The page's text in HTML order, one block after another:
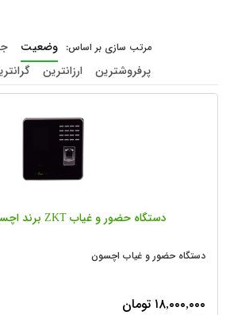
وضعیت
پرفروشترین
ارزانترین
دستگاه حضور و غیاب ZKT برند اچسون مدل 4310
دستگاه حضور و غیاب اچسون
۱۸,۰۰۰,۰۰۰ تومان